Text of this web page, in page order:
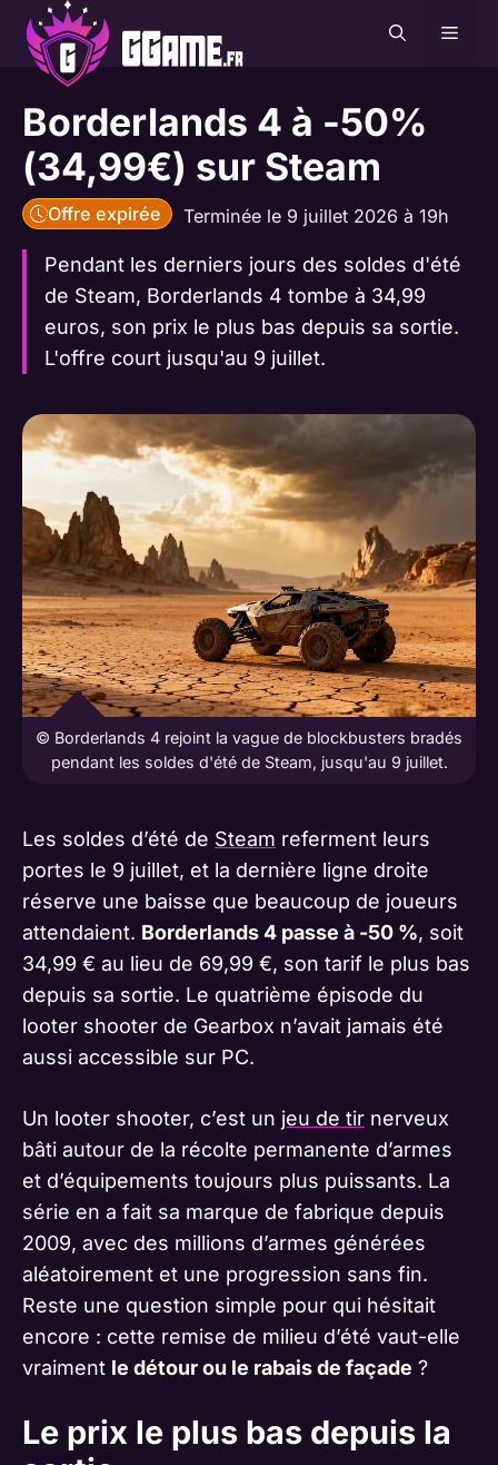
Aller
contenu
Borderlands 4 à -50%
(34,99€) sur Steam
Offre expirée Terminée le 9 juillet 2026 à 19h
Pendant les derniers jours des soldes d'été
de Steam, Borderlands 4 tombe à 34,99
euros, son prix le plus bas depuis sa sortie.
L'offre court jusqu'au 9 juillet.
© Borderlands 4 rejoint la vague de blockbusters bradés
pendant les soldes d'été de Steam, jusqu'au 9 juillet.
Les soldes d’été de Steam referment leurs
portes le 9 juillet, et la dernière ligne droite
réserve une baisse que beaucoup de joueurs
attendaient. Borderlands 4 passe à -50 %, soit
34,99 € au lieu de 69,99 €, son tarif le plus bas
depuis sa sortie. Le quatrième épisode du
looter shooter de Gearbox n’avait jamais été
aussi accessible sur PC.
Un looter shooter, c’est un jeu de tir nerveux
bâti autour de la récolte permanente d’armes
et d’équipements toujours plus puissants. La
série en a fait sa marque de fabrique depuis
2009, avec des millions d’armes générées
aléatoirement et une progression sans fin.
Reste une question simple pour qui hésitait
encore : cette remise de milieu d’été vaut-elle
vraiment le détour ou le rabais de façade ?
Le prix le plus bas depuis la